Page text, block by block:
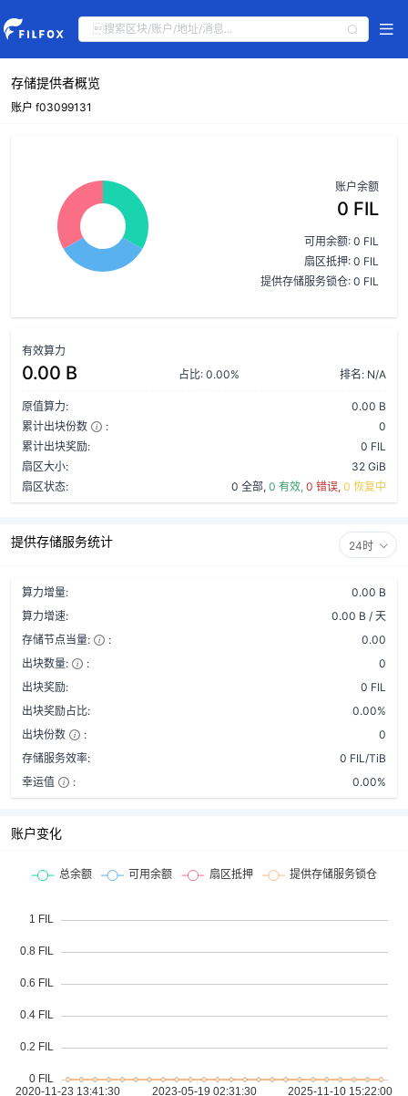
存储提供者概览
账户 f03099131
账户余额
0 FIL
可用余额: 0 FIL
扇区抵押: 0 FIL
提供存储服务锁仓: 0 FIL
有效算力
0.00 B 占比: 0.00% 排名: N/A
原值算力:
0.00 B
累计出块份数
:
0
累计出块奖励:
0 FIL
扇区大小:
32 GiB
扇区状态:
0 全部, 0 有效, 0 错误, 0 恢复中
提供存储服务统计 24时
算力增量:
0.00 B
算力增速:
0.00 B / 天
存储节点当量:
:
0.00
出块数量:
:
0
出块奖励:
0 FIL
出块奖励占比:
0.00%
出块份数
:
0
存储服务效率:
0 FIL/TiB
幸运值
: 0.00%
账户变化